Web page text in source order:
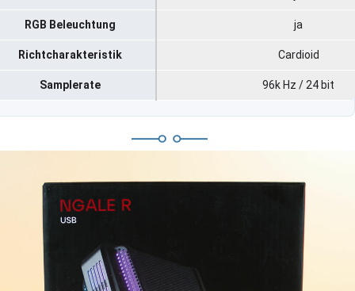
RGB Beleuchtung ja
Richtcharakteristik Cardioid
Samplerate 96k Hz / 24 bit